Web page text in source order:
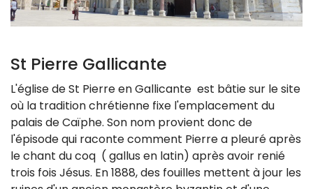
St Pierre Gallicante
L'église de St Pierre en Gallicante est bâtie sur le site
où la tradition chrétienne fixe l'emplacement du
palais de Caïphe. Son nom provient donc de
l'épisode qui raconte comment Pierre a pleuré après
le chant du coq ( gallus en latin) après avoir renié
trois fois Jésus. En 1888, des fouilles mettent à jour les